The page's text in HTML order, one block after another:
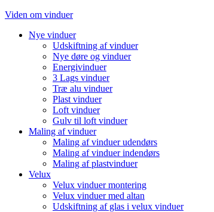
Videre
indhold
Viden om vinduer
Nye vinduer
Udskiftning af vinduer
Nye døre og vinduer
Energivinduer
3 Lags vinduer
Træ alu vinduer
Plast vinduer
Loft vinduer
Gulv til loft vinduer
Maling af vinduer
Maling af vinduer udendørs
Maling af vinduer indendørs
Maling af plastvinduer
Velux
Velux vinduer montering
Velux vinduer med altan
Udskiftning af glas i velux vinduer